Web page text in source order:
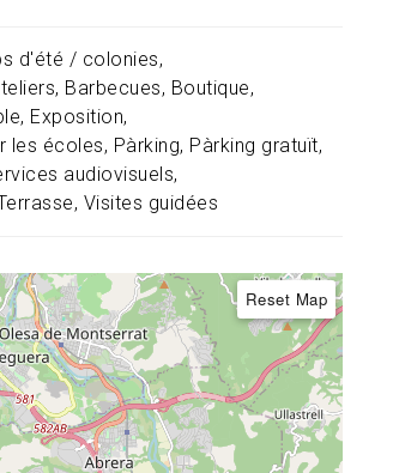
d'été / colonies
Barbecues Boutique
Exposition
les écoles Pàrking Pàrking gratuït
audiovisuels
Visites guidées
Reset Map